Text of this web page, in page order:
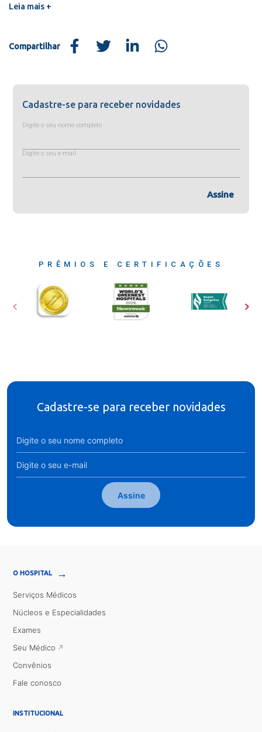
Leia mais +
Compartilhar
Cadastre-se para receber novidades
Digite o seu nome completo
Digite o seu e-mail
Assine
PRÊMIOS E CERTIFICAÇÕES
Cadastre-se para receber novidades
Assine
O HOSPITAL →
Serviços Médicos
Núcleos e Especialidades
Exames
Seu Médico
Convênios
Fale conosco
INSTITUCIONAL